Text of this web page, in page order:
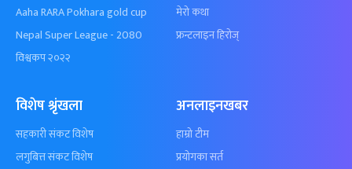
Aaha RARA Pokhara gold cup
Nepal Super League - 2080
विश्वकप २०२२
मेरो कथा
फ्रन्टलाइन हिरोज्
विशेष श्रृंखला
सहकारी संकट विशेष
लगुबित्त संकट विशेष
अनलाइनखबर
हाम्रो टीम
प्रयोगका सर्त